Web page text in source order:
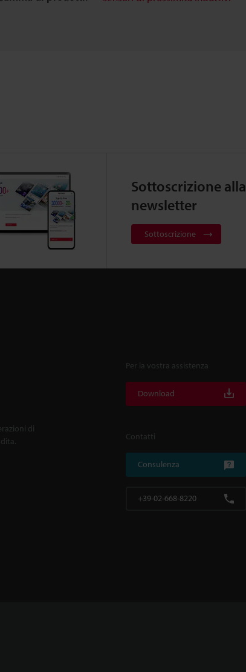
Sottoscrizione alla
newsletter
Sottoscrizione
di
Per la vostra assistenza
Download
Contatti
Consulenza
+39-02-668-8220